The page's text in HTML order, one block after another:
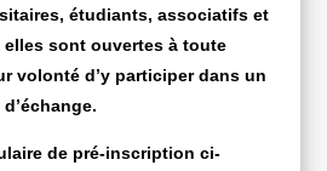
étudiants, associatifs et
sont ouvertes à toute
volonté d’y participer dans un
de pré-inscription ci-